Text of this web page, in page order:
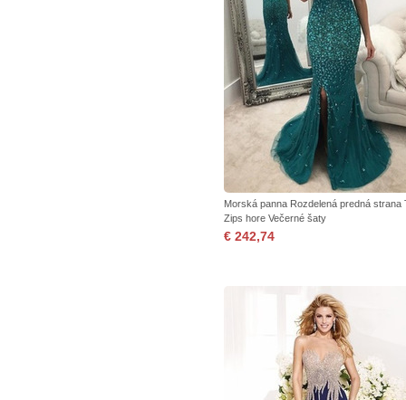
Morská panna Rozdelená predná strana
Zips hore Večerné šaty
€ 242,74